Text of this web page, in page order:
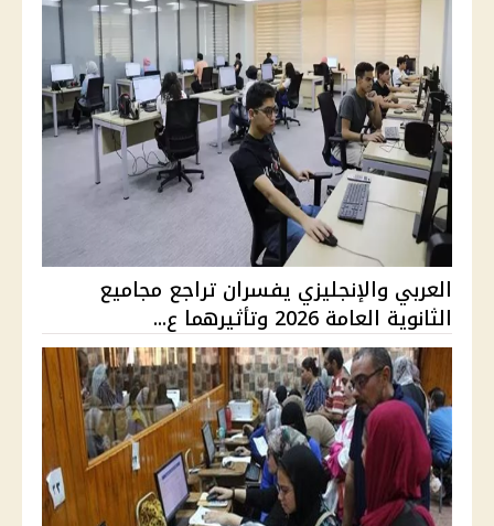
العربي والإنجليزي يفسران تراجع مجاميع
الثانوية العامة 2026 وتأثيرهما ع...